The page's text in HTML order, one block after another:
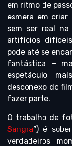
em ritmo de
esmera em criar
sem ser real na
artifícios
pode até se
fantástica –
espetáculo
desconexo do
fazer parte.
O trabalho de
Sangra”) é
verdadeiros